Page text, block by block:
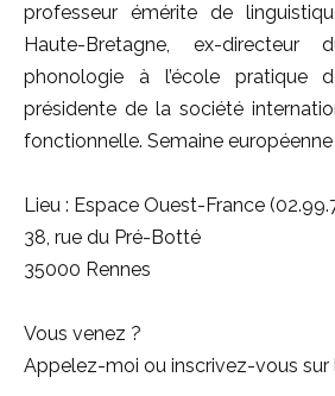
professeur émérite de
Haute-Bretagne, ex-directeur
phonologie à l’école pratique
présidente de la société
fonctionnelle. Semaine
Lieu : Espace Ouest-France
38, rue du Pré-Botté
35000 Rennes
Vous venez ?
Appelez-moi ou inscrivez-vous sur